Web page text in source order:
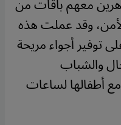
وقد عملت هذه
توفير أجواء مريحة
والشباب
أطفالها لساعات